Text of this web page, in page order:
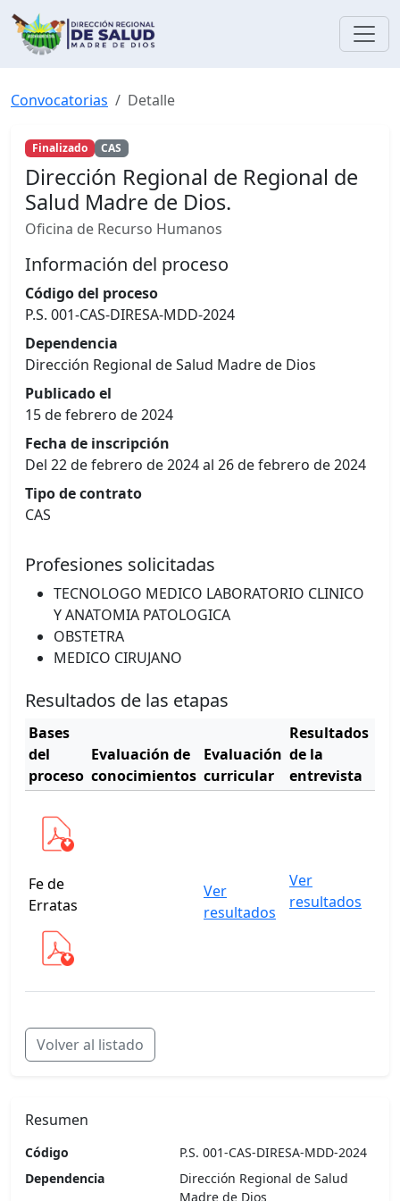
Convocatorias Detalle
Finalizado CAS
Dirección Regional de Regional de
Salud Madre de Dios.
Oficina de Recurso Humanos
Información del proceso
Código del proceso
P.S. 001-CAS-DIRESA-MDD-2024
Dependencia
Dirección Regional de Salud Madre de Dios
Publicado el
15 de febrero de 2024
Fecha de inscripción
Del 22 de febrero de 2024 al 26 de febrero de 2024
Tipo de contrato
CAS
Profesiones solicitadas
TECNOLOGO MEDICO LABORATORIO CLINICO
Y ANATOMIA PATOLOGICA
OBSTETRA
MEDICO CIRUJANO
Resultados de las etapas
Bases
del
proceso
Evaluación de
conocimientos
Evaluación
curricular
Resultados
de la
entrevista
Fe de
Erratas
Ver
resultados
Ver
resultados
Volver al listado
Resumen
Código
P.S. 001-CAS-DIRESA-MDD-2024
Dependencia
Dirección Regional de Salud
Madre de Dios